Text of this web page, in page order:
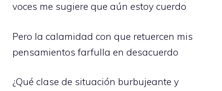
voces me sugiere que aún estoy cuerdo
Pero la calamidad con que retuercen mis
pensamientos farfulla en desacuerdo
¿Qué clase de situación burbujeante y